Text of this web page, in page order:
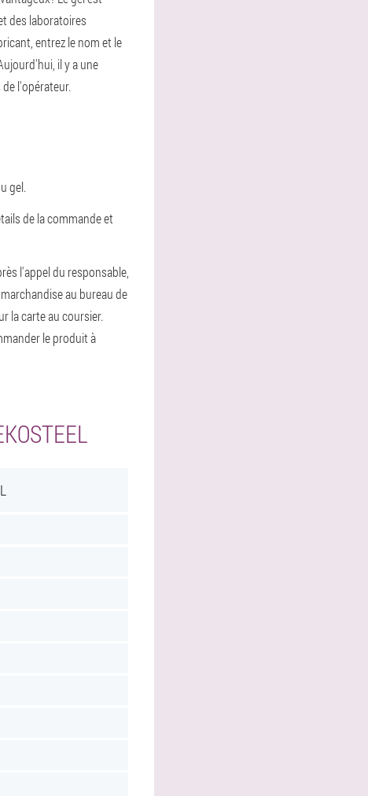
des laboratoires
entrez le nom et le
il y a une
l'opérateur.
gel.
de la commande et
l'appel du responsable,
au bureau de
la carte au coursier.
le produit à